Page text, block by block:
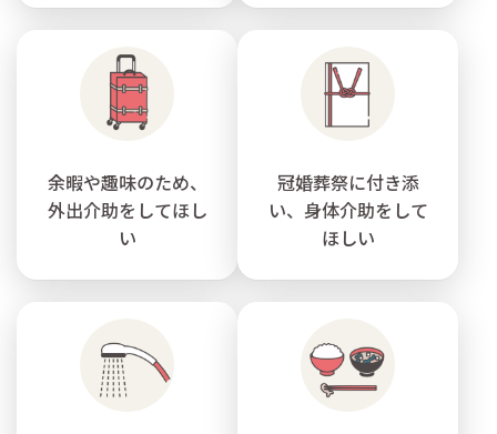
余暇や趣味のため、
外出介助をしてほし
い
冠婚葬祭に付き添
い、身体介助をして
ほしい